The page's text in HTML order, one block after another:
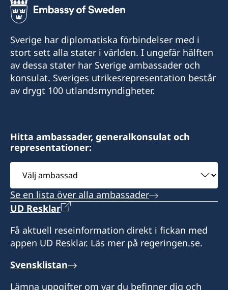
Kontakta ambassaden via e-post om du har
aires@gov.se
+54 9 11 51148132
consuladodesueciaenobera@gmail.com
Adress:
La Rioja 355
Honorärkonsul
Mónica Erasmie
+54 2901 423240
Mobil:
+54 9 2901 646428
E-post:
Adress:
Gobernador Paz 1569
V9410BBE Ushuaia, Tierra del Fuego
Argentina
Vänligen boka tid via mejl eller whatsapp innan
besök.
Honorärkonsul
Sverige har diplomatiska förbindelser med i
stort sett alla stater i världen. I ungefär hälften
av dessa stater har Sverige ambassader och
konsulat. Sveriges utrikesrepresentation består
av drygt 100 utlandsmyndigheter.
Hitta ambassader, generalkonsulat och
representationer:
Välj
ambassad
Se en lista över alla ambassader
UD Resklar
Få aktuell reseinformation direkt i fickan med
appen UD Resklar. Läs mer på regeringen.se.
Svensklistan
Lämna uppgifter om var du befinner dig och